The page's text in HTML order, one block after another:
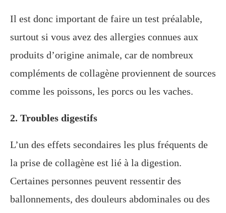
Il est donc important de faire un test préalable,
surtout si vous avez des allergies connues aux
produits d’origine animale, car de nombreux
compléments de collagène proviennent de sources
comme les poissons, les porcs ou les vaches.
2. Troubles digestifs
L’un des effets secondaires les plus fréquents de
la prise de collagène est lié à la digestion.
Certaines personnes peuvent ressentir des
ballonnements, des douleurs abdominales ou des